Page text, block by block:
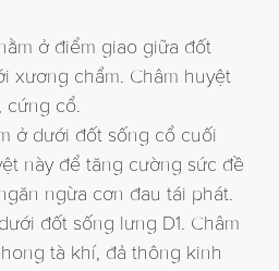
ở điểm giao giữa đốt
xương chẩm. Châm huyệt
cứng cổ.
ở dưới đốt sống cổ cuối
này để tăng cường sức đề
ngừa cơn đau tái phát.
đốt sống lưng D1. Châm
tà khí, đả thông kinh